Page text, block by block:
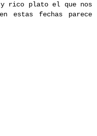
y rico plato el que nos
estas fechas parece